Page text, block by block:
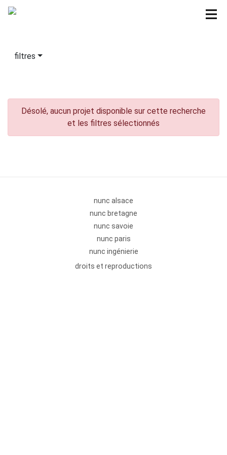
filtres
Désolé, aucun projet disponible sur cette recherche
et les filtres sélectionnés
nunc alsace
nunc bretagne
nunc savoie
nunc paris
nunc ingénierie
droits et reproductions